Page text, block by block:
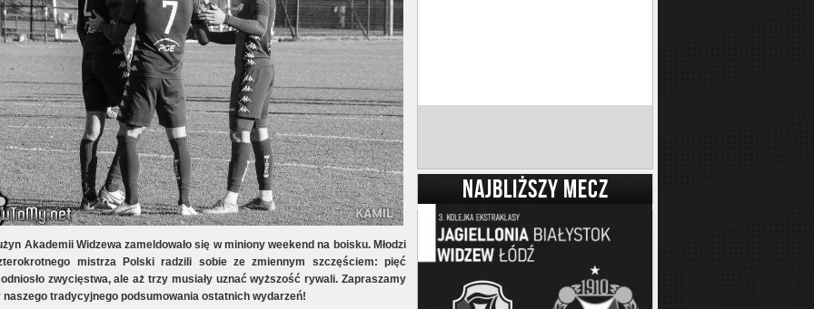
Akademii Widzewa zameldowało się w miniony weekend na boisku. Młodzi
mistrza Polski radzili sobie ze zmiennym szczęściem: pięć
odniosło zwycięstwa, ale aż trzy musiały uznać wyższość rywali. Zapraszamy
naszego tradycyjnego podsumowania ostatnich wydarzeń!
NAJBLIŻSZY MECZ